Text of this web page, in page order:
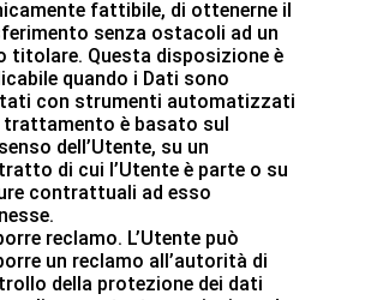
fattibile, di ottenerne il
senza ostacoli ad un
titolare. Questa disposizione è
quando i Dati sono
con strumenti automatizzati
trattamento è basato sul
dell’Utente, su un
di cui l’Utente è parte o su
contrattuali ad esso
reclamo. L’Utente può
un reclamo all’autorità di
della protezione dei dati